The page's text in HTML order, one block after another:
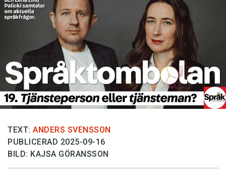
Kviss
Anmäl till språkpolisen
Föreslå nyord
Annonsera
Prenumerera
Läs Språktidningen digitalt
Press
TEXT: ANDERS SVENSSON
PUBLICERAD 2025-09-16
BILD: KAJSA GÖRANSSON